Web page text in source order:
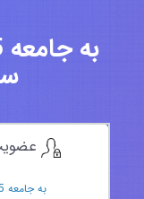
به جامعه 6345 نفری مهندسین سایت بپیوندید